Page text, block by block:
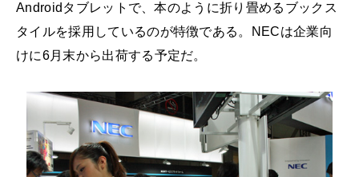
Androidタブレットで、本のように折り畳めるブックス
タイルを採用しているのが特徴である。NECは企業向
けに6月末から出荷する予定だ。